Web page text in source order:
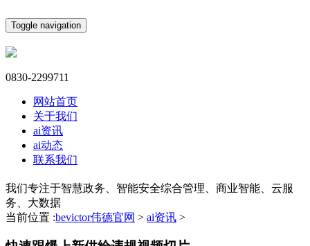
Toggle navigation
0830-2299711
网站首页
关于我们
ai资讯
ai动态
联系我们
我们专注于智慧政务、智能安全综合管理、商业智能、云服
务、大数据
当前位置 :bevictor伟德官网 > ai资讯 >